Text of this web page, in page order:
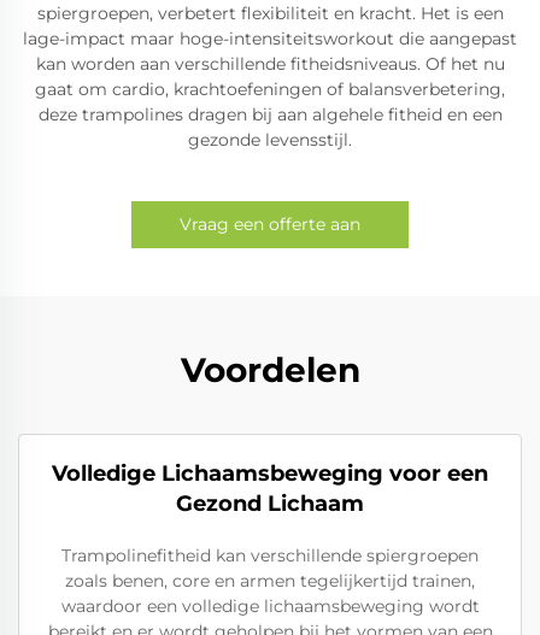
spiergroepen, verbetert flexibiliteit en kracht. Het is een
lage-impact maar hoge-intensiteitsworkout die aangepast
kan worden aan verschillende fitheidsniveaus. Of het nu
gaat om cardio, krachtoefeningen of balansverbetering,
deze trampolines dragen bij aan algehele fitheid en een
gezonde levensstijl.
Vraag een offerte aan
Voordelen
Volledige Lichaamsbeweging voor een
Gezond Lichaam
Trampolinefitheid kan verschillende spiergroepen
zoals benen, core en armen tegelijkertijd trainen,
waardoor een volledige lichaamsbeweging wordt